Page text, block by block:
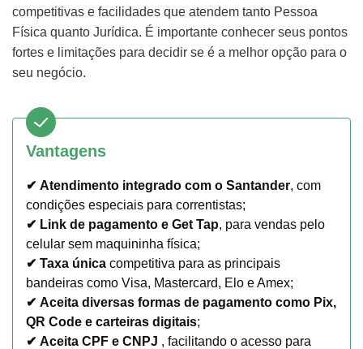
competitivas e facilidades que atendem tanto Pessoa
Física quanto Jurídica. É importante conhecer seus pontos
fortes e limitações para decidir se é a melhor opção para o
seu negócio.
Vantagens
✔ Atendimento integrado com o Santander, com
condições especiais para correntistas;
✔ Link de pagamento e Get Tap, para vendas pelo
celular sem maquininha física;
✔ Taxa única competitiva para as principais
bandeiras como Visa, Mastercard, Elo e Amex;
✔ Aceita diversas formas de pagamento como Pix,
QR Code e carteiras digitais;
✔ Aceita CPF e CNPJ , facilitando o acesso para